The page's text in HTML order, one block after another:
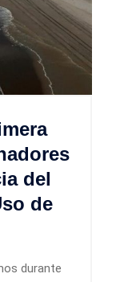
del
de
durante